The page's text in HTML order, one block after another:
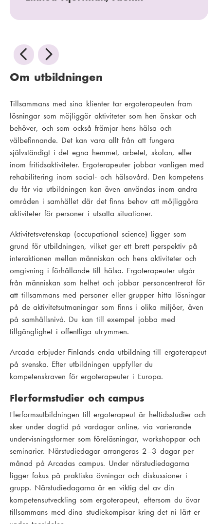
F
ö
r
e
g
å
e
n
d
e
N
ä
t
a
Om utbildningen
Tillsammans med sina klienter tar ergoterapeuten fram
lösningar som möjliggör aktiviteter som hen önskar och
behöver, och som också främjar hens hälsa och
välbefinnande. Det kan vara allt från att fungera
självständigt i det egna hemmet, arbetet, skolan, eller
inom fritidsaktiviteter. Ergoterapeuter jobbar vanligen med
rehabilitering inom social- och hälsovård. Den kompetens
du får via utbildningen kan även användas inom andra
områden i samhället där det finns behov att möjliggöra
aktiviteter för personer i utsatta situationer.
Aktivitetsvetenskap (occupational science) ligger som
grund för utbildningen, vilket ger ett brett perspektiv på
interaktionen mellan människan och hens aktiviteter och
omgivning i förhållande till hälsa. Ergoterapeuter utgår
från människan som helhet och jobbar personcentrerat för
att tillsammans med personer eller grupper hitta lösningar
på de aktivitetsutmaningar som finns i olika miljöer, även
på samhällsnivå. Du kan till exempel jobba med
tillgänglighet i offentliga utrymmen.
Arcada erbjuder Finlands enda utbildning till ergoterapeut
på svenska. Efter utbildningen uppfyller du
kompetenskraven för ergoterapeuter i Europa.
Flerformstudier och campus
Flerformsutbildningen till ergoterapeut är heltidsstudier och
sker under dagtid på vardagar online, via varierande
undervisningsformer som föreläsningar, workshoppar och
seminarier. Närstudiedagar arrangeras 2–3 dagar per
månad på Arcadas campus. Under närstudiedagarna
ligger fokus på praktiska övningar och diskussioner i
grupp. Närstudiedagarna är en viktig del av din
kompetensutveckling som ergoterapeut, eftersom du övar
tillsammans med dina studiekompisar kring det ni lärt er